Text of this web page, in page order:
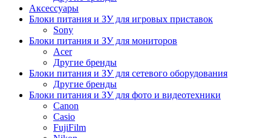
Аксессуары
Блоки питания и ЗУ для игровых приставок
Sony
Блоки питания и ЗУ для мониторов
Acer
Другие бренды
Блоки питания и ЗУ для сетевого оборудования
Другие бренды
Блоки питания и ЗУ для фото и видеотехники
Canon
Casio
FujiFilm